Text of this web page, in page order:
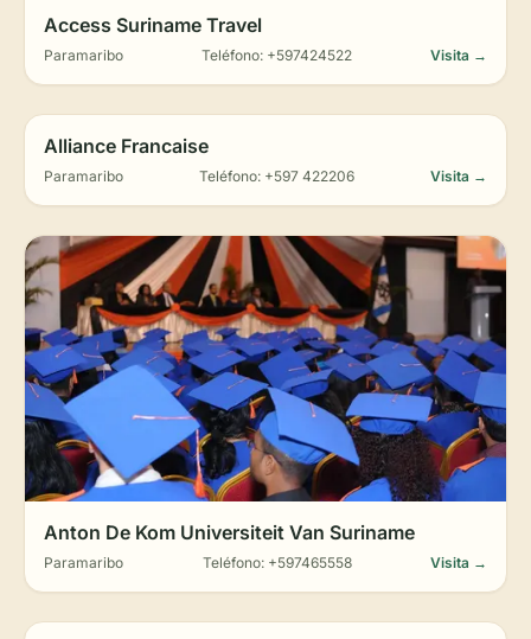
Access Suriname Travel
Paramaribo Teléfono: +597424522 Visita →
Alliance Francaise
Paramaribo Teléfono: +597 422206 Visita →
Anton De Kom Universiteit Van Suriname
Paramaribo Teléfono: +597465558 Visita →